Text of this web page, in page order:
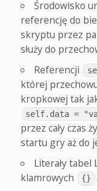
Środowisko
referencję do
skryptu przez
służy do
Referencji
której
kropkowej tak
self.data =
przez cały czas
startu gry aż do
Literały tabel
klamrowych
{}
.